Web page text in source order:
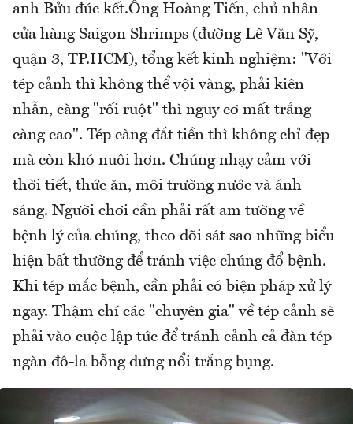
anh Bửu đúc kết.Ông Hoàng Tiến, chủ nhân
cửa hàng Saigon Shrimps (đường Lê Văn Sỹ,
quận 3, TP.HCM), tổng kết kinh nghiệm: "Với
tép cảnh thì không thể vội vàng, phải kiên
nhẫn, càng "rối ruột" thì nguy cơ mất trắng
càng cao". Tép càng đắt tiền thì không chỉ đẹp
mà còn khó nuôi hơn. Chúng nhạy cảm với
thời tiết, thức ăn, môi trường nước và ánh
sáng. Người chơi cần phải rất am tường về
bệnh lý của chúng, theo dõi sát sao những biểu
hiện bất thường để tránh việc chúng đổ bệnh.
Khi tép mắc bệnh, cần phải có biện pháp xử lý
ngay. Thậm chí các "chuyên gia" về tép cảnh sẽ
phải vào cuộc lập tức để tránh cảnh cả đàn tép
ngàn đô-la bỗng dưng nổi trắng bụng.